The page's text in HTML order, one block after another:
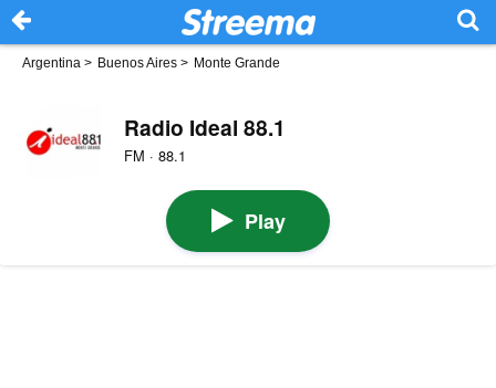
Argentina > Buenos Aires > Monte Grande
Radio Ideal 88.1
FM · 88.1
Play